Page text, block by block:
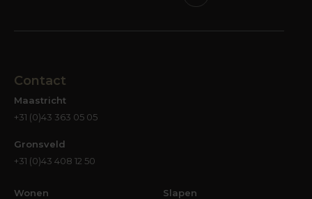
Contact
Maastricht
+31 (0)43 363 05 05
Gronsveld
+31 (0)43 408 12 50
Wonen
Slapen